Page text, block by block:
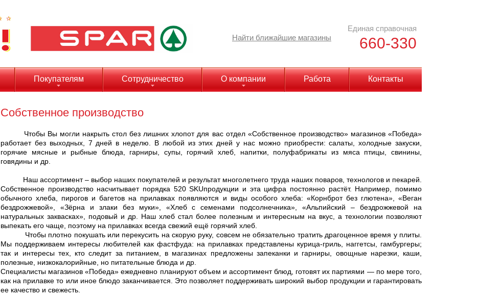
Найти ближайшие магазины
Единая справочная
660-330
Покупателям Сотрудничество О компании Работа Контакты
Собственное производство
Чтобы Вы могли накрыть стол без лишних хлопот для вас отдел «Собственное производство» магазинов «Победа»
работает без выходных, 7 дней в неделю. В любой из этих дней у нас можно приобрести: салаты, холодные закуски,
горячие мясные и рыбные блюда, гарниры, супы, горячий хлеб, напитки, полуфабрикаты из мяса птицы, свинины,
говядины и др.
Наш ассортимент – выбор наших покупателей и результат многолетнего труда наших поваров, технологов и пекарей.
Собственное производство насчитывает порядка 520 SKUпродукции и эта цифра постоянно растёт. Например, помимо
обычного хлеба, пирогов и багетов на прилавках появляются и виды особого хлеба: «Корнброт без глютена», «Веган
бездрожжевой», «Зёрна и злаки без муки», «Хлеб с семенами подсолнечника», «Альпийский – бездрожжевой на
натуральных заквасках», подовый и др. Наш хлеб стал более полезным и интересным на вкус, а технологии позволяют
выпекать его чаще, поэтому на прилавках всегда свежий ещё горячий хлеб.
Чтобы плотно покушать или перекусить на скорую руку, совсем не обязательно тратить драгоценное время у плиты.
Мы поддерживаем интересы любителей как фастфуда: на прилавках представлены курица-гриль, наггетсы, гамбургеры;
так и интересы тех, кто следит за питанием, в магазинах предложены запеканки и гарниры, овощные нарезки, каши,
полезные, низкокалорийные, но питательные блюда и др.
Специалисты магазинов «Победа» ежедневно планируют объем и ассортимент блюд, готовят их партиями — по мере того,
как на прилавке то или иное блюдо заканчивается. Это позволяет поддерживать широкий выбор продукции и гарантировать
ее качество и свежесть.